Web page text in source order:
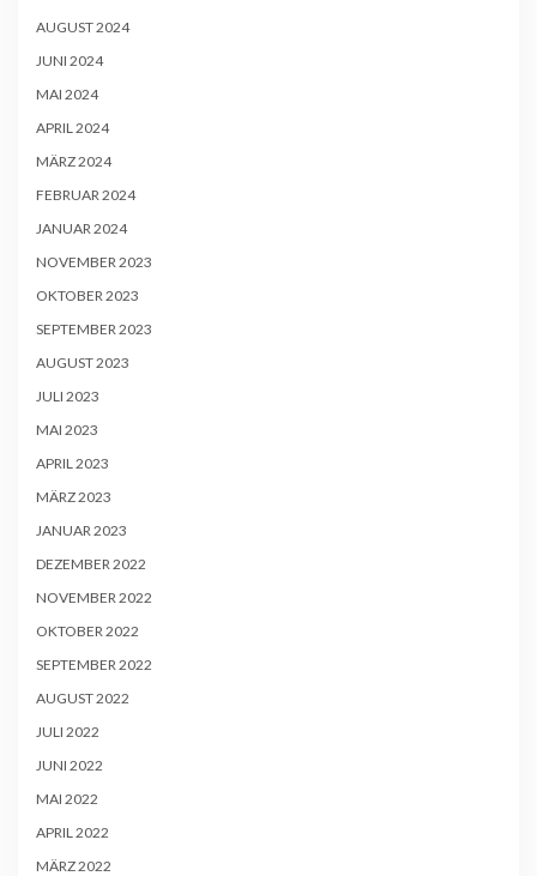
AUGUST 2024
JUNI 2024
MAI 2024
APRIL 2024
MÄRZ 2024
FEBRUAR 2024
JANUAR 2024
NOVEMBER 2023
OKTOBER 2023
SEPTEMBER 2023
AUGUST 2023
JULI 2023
MAI 2023
APRIL 2023
MÄRZ 2023
JANUAR 2023
DEZEMBER 2022
NOVEMBER 2022
OKTOBER 2022
SEPTEMBER 2022
AUGUST 2022
JULI 2022
JUNI 2022
MAI 2022
APRIL 2022
MÄRZ 2022